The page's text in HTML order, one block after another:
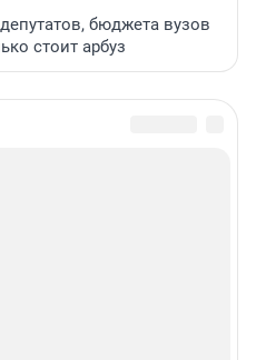
бюджета вузов
стоит арбуз